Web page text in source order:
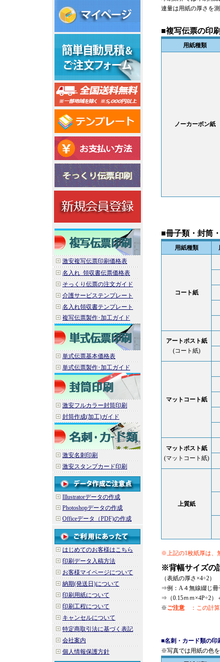
激安複写伝票印刷価格表
名入れ_領収書伝票価格表
そっくり伝票の注文ガイド
介護サービステンプレート
名入れ領収書テンプレート
複写伝票製作･加工ガイド
単式伝票基本価格表
単式伝票製作･加工ガイド
激安フルカラー封筒印刷
封筒作成(加工)ガイド
激安名刺印刷
激安スタンプカード印刷
Illustratorデータの作成
Photoshopデータの作成
Officeデータ（PDF)の作成
はじめてのお客様はこちら
印刷データ入稿方法
お客様マイページについて
納期(発送日)について
印刷用紙について
印刷工程について
キャンセルについて
特定商取引法に基づく表記
会社案内
個人情報保護方針
連量は用紙の厚さを
■複写伝票の印
用紙種類
ノーカーボン紙
■冊子類・封筒
用紙種類
コート紙
アートポスト紙
(コート紙)
マットコート紙
マットポスト紙
(マットコート紙)
上質紙
※上記の1枚紙厚は、
※背幅サイズ
（表紙の厚さ×4÷2
⇒例：A４無線綴じ冊
⇒（0.15ｍｍ×4P÷2）
※ご注意 ：この計
■名刺・カード類の印
※写真では用紙の色